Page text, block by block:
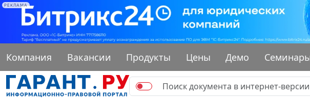
РЕКЛАМА
Компания Вакансии Продукты Цены Демо